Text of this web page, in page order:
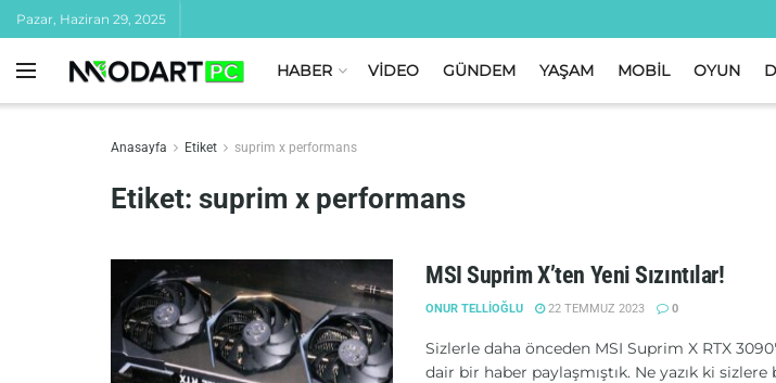
Pazar, Haziran 29, 2025
HABER VİDEO GÜNDEM YAŞAM MOBİL OYUN
Anasayfa Etiket suprim x performans
Etiket: suprim x performans
MSI Suprim X’ten Yeni Sızıntılar!
ONUR TELLIOĞLU 22 TEMMUZ 2023 0
Sizlerle daha önceden MSI Suprim X RTX
dair bir haber paylaşmıştık. Ne yazık ki